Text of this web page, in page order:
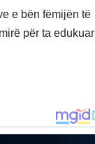
e bën fëmijën të
për ta edukuar